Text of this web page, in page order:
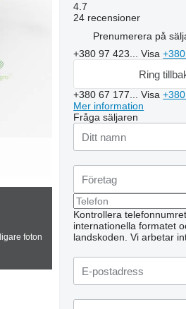
foton
4.7
24 recensioner
Prenumerera på
+380 97 423...Visa
Ring
+380 67 177...Visa
Mer information
Fråga säljaren
Kontrollera
internationella formatet
landskoden. Vi arbetar